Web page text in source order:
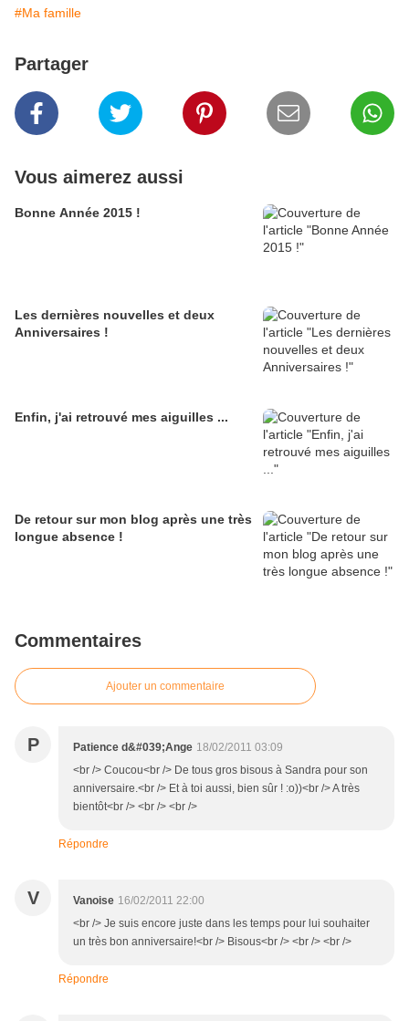
#Ma famille
Partager
Vous aimerez aussi
Bonne Année 2015 !
Les dernières nouvelles et deux
Anniversaires !
Enfin, j'ai retrouvé mes aiguilles ...
De retour sur mon blog après une très
longue absence !
Commentaires
Ajouter un commentaire
P Patience d&#039;Ange 18/02/2011 03:09
<br /> Coucou<br /> De tous gros bisous à Sandra pour son
anniversaire.<br /> Et à toi aussi, bien sûr ! :o))<br /> A très
bientôt<br /> <br /> <br />
Répondre
V Vanoise 16/02/2011 22:00
<br /> Je suis encore juste dans les temps pour lui souhaiter
un très bon anniversaire!<br /> Bisous<br /> <br /> <br />
Répondre